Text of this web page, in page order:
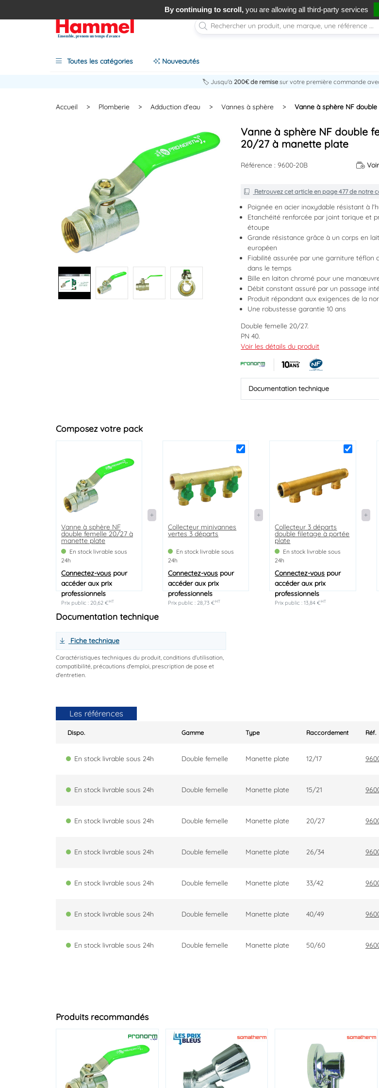
Ensemble, prenons un temps d'avance
Toutes les catégories Nouveautés
🏷️ Jusqu'à 200€ de remisesur votre première commande
Accueil > Plomberie > Adduction d'eau > Vannes à sphère > Vanne à sphère NF
+3
Vanne à sphère NF double femelle
20/27 à manette plate
Référence : 9600-20B
Retrouvez cet article en page 477de notre
Poignée en acier inoxydable résistant à
Etanchéité renforcée par joint torique et
étoupe
Grande résistance grâce à un corps en
européen
Fiabilité assurée par une garniture téflon
dans le temps
Bille en laiton chromé pour une
Débit constant assuré par un passage
Produit répondant aux exigences de la
Une robustesse garantie 10 ans
Double femelle 20/27.
PN 40.
Pour eau chaude et eau froide sanitaire,
adduction d'eau, air comprimé, climatisation
glacée +5°C).
Passage intégral.
Température d'utilisation de -5°C à +90°C
pointe).
l'humidité et solidité optimale.
Siège téflon : couple de manoeuvre réduit
dans le temps.
Filetage renforcé pour une meilleure
mécanique et un raccordement de qualité.
Bille en laiton chromé pour limitation des
du calcaire.
Marque : PRONORM BY AYOR
Code EAN : 3540737817054
Voir les détails du produit
Documentation technique
Des prix justes et
Paiement différé sous 30
dès la 1ère commande
Composez votre pack
Vanne à sphère NF
double femelle 20/27 à
manette plate
En stock livrable sous
24h
Connectez-vous pour
accéder aux prix
professionnels
Prix public : 20,62 €HT
Collecteur minivannes
vertes 3 départs
En stock livrable sous
24h
Connectez-vous pour
accéder aux prix
professionnels
Prix public : 28,73 €HT
Collecteur 3 départs
double filetage à portée
plate
En stock livrable sous
24h
Connectez-vous pour
accéder aux prix
professionnels
Prix public : 13,84 €HT
Documentation technique
Fiche technique
Caractéristiques techniques du produit, conditions d'utilisation,
compatibilité, précautions d'emploi, prescription de pose et
d'entretien.
Les références
Dispo. Gamme Type Raccordement Réf.
En stock livrable sous 24h Double femelle Manette plate 12/17
En stock livrable sous 24h Double femelle Manette plate 15/21
En stock livrable sous 24h Double femelle Manette plate 20/27
En stock livrable sous 24h Double femelle Manette plate 26/34
En stock livrable sous 24h Double femelle Manette plate 33/42
En stock livrable sous 24h Double femelle Manette plate 40/49
En stock livrable sous 24h Double femelle Manette plate 50/60
Produits recommandés
By continuing to scroll,you are allowing all third-party services